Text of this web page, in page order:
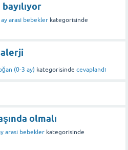
arası bebekler kategorisinde
alerji
(0-3 ay) kategorisinde cevaplandı
olmalı
arası bebekler kategorisinde